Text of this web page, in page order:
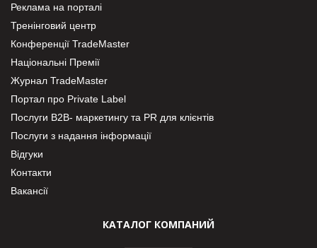
Реклама на порталі
Тренінговий центр
Конференції TradeMaster
Національні Премії
Журнал TradeMaster
Портал про Private Label
Послуги В2В- маркетингу та PR для клієнтів
Послуги з надання інформації
Відгуки
Контакти
Вакансії
КАТАЛОГ КОМПАНИЙ